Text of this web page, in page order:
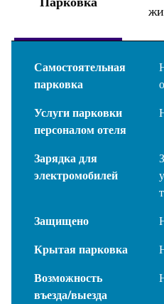
Самостоятельная
парковка
Услуги парковки
персоналом отеля
Зарядка для
электромобилей
Защищено
Крытая парковка
Возможность
въезда/выезда